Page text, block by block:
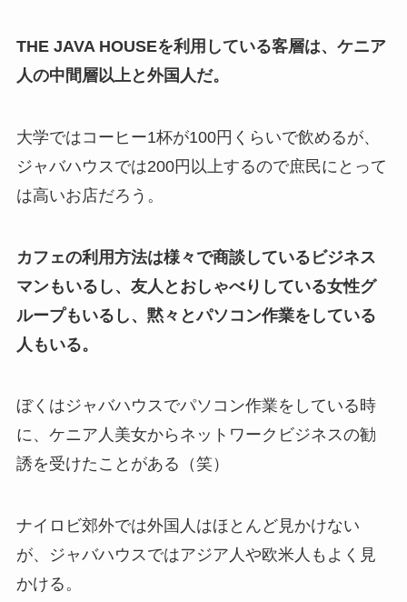
THE JAVA HOUSEを利用している客層は、ケニア
人の中間層以上と外国人だ。
大学ではコーヒー1杯が100円くらいで飲めるが、
ジャバハウスでは200円以上するので庶民にとって
は高いお店だろう。
カフェの利用方法は様々で商談しているビジネス
マンもいるし、友人とおしゃべりしている女性グ
ループもいるし、黙々とパソコン作業をしている
人もいる。
ぼくはジャバハウスでパソコン作業をしている時
に、ケニア人美女からネットワークビジネスの勧
誘を受けたことがある（笑）
ナイロビ郊外では外国人はほとんど見かけない
が、ジャバハウスではアジア人や欧米人もよく見
かける。